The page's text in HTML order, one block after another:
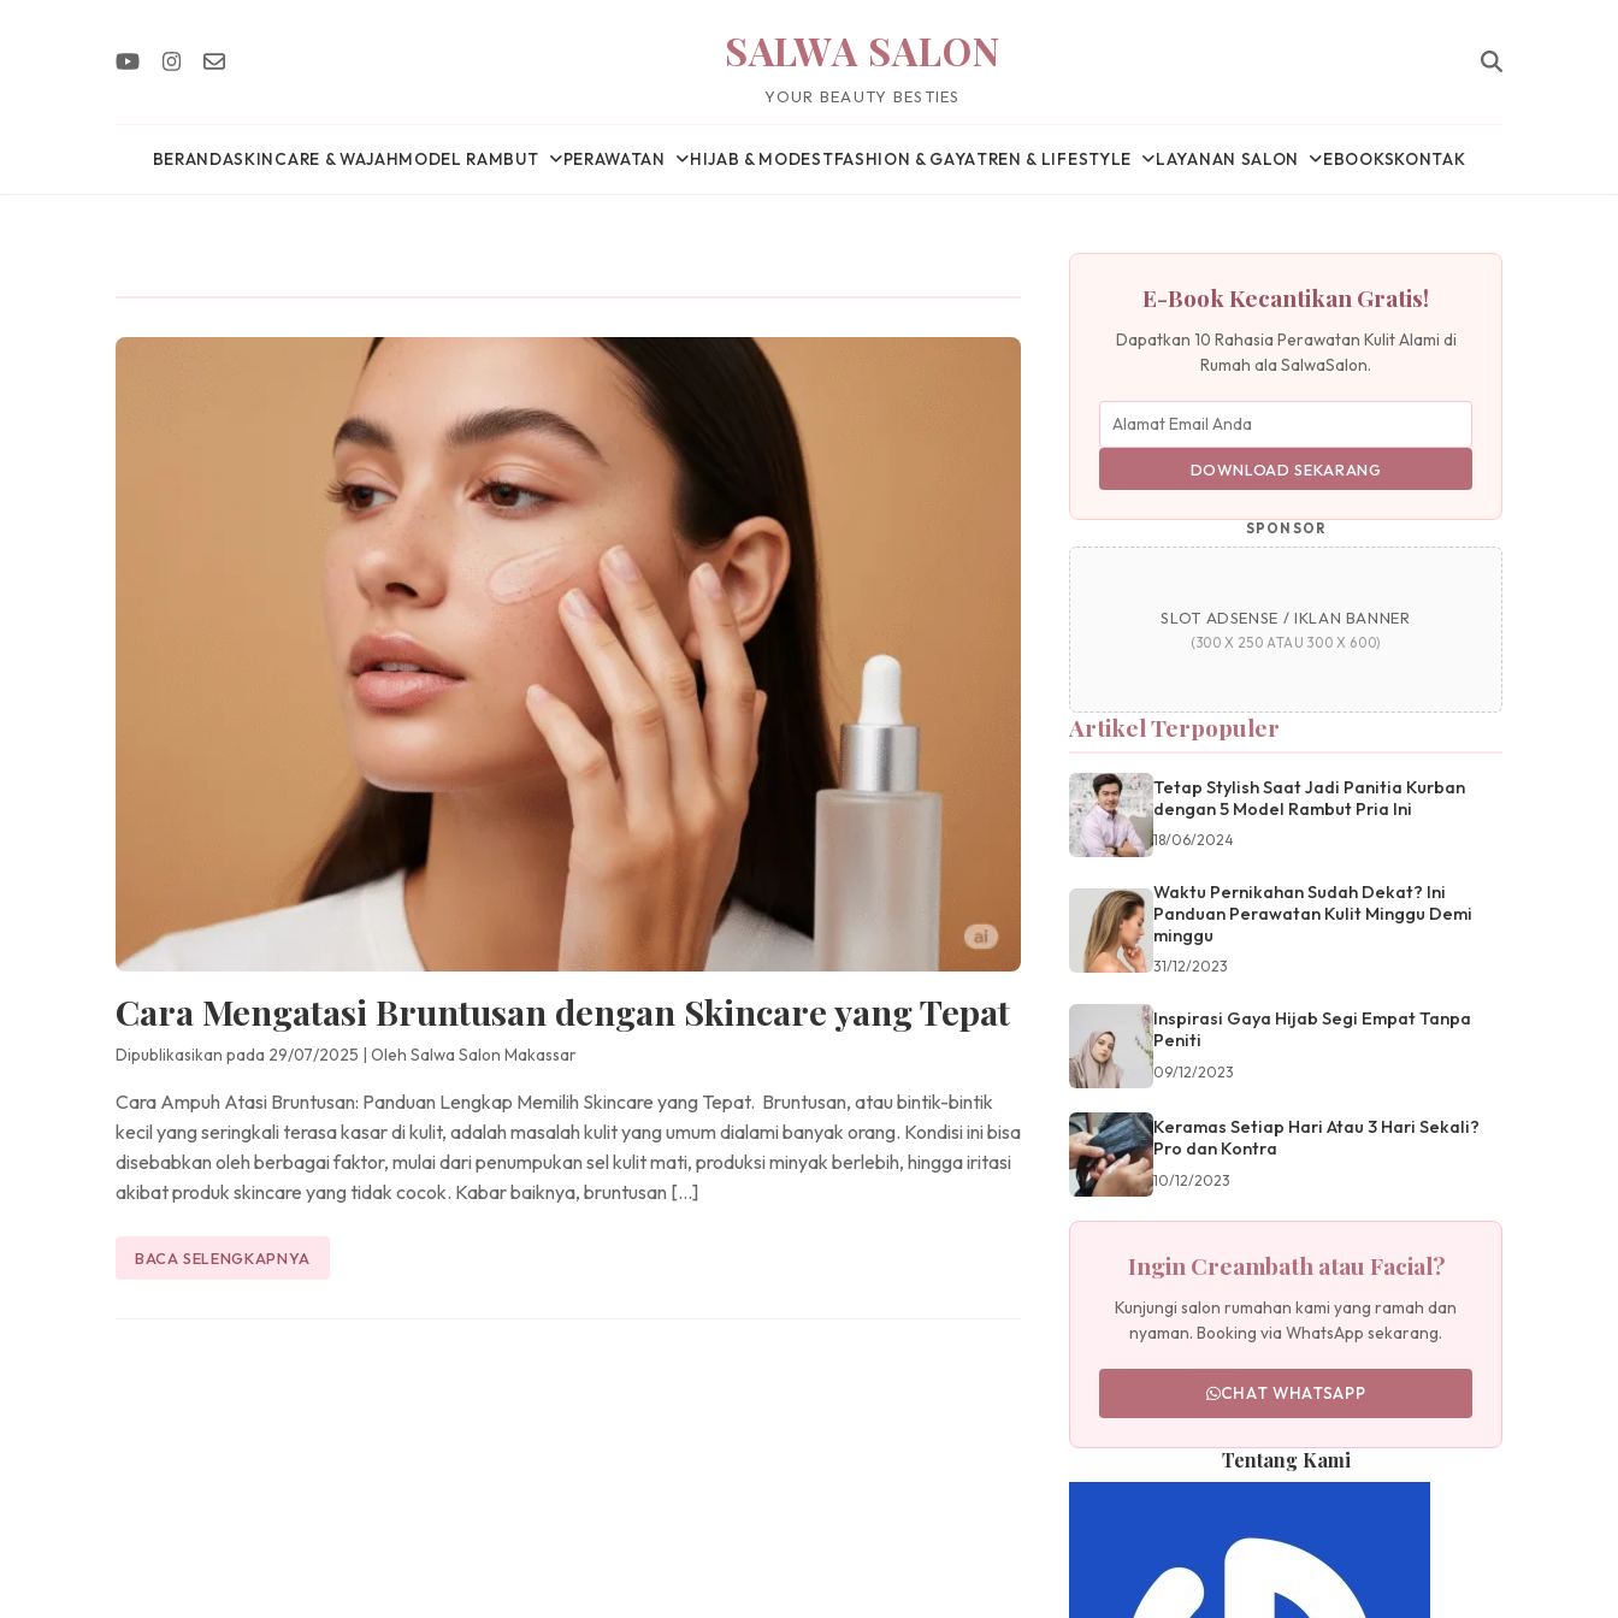
SALWA SALON
YOUR BEAUTY BESTIES
BERANDASKINCARE & WAJAHMODEL RAMBUT PERAWATAN HIJAB & MODESTFASHION & GAYATREN & LIFESTYLE LAYANAN SALON EBOOKSKONTAK
Cara Mengatasi Bruntusan dengan Skincare yang Tepat
Dipublikasikan pada 29/07/2025 | Oleh Salwa Salon Makassar
Cara Ampuh Atasi Bruntusan: Panduan Lengkap Memilih Skincare yang Tepat. Bruntusan, atau bintik-bintik
kecil yang seringkali terasa kasar di kulit, adalah masalah kulit yang umum dialami banyak orang. Kondisi ini bisa
disebabkan oleh berbagai faktor, mulai dari penumpukan sel kulit mati, produksi minyak berlebih, hingga iritasi
akibat produk skincare yang tidak cocok. Kabar baiknya, bruntusan […]
BACA SELENGKAPNYA
E-Book Kecantikan Gratis!
Dapatkan 10 Rahasia Perawatan Kulit Alami di
Rumah ala SalwaSalon.
DOWNLOAD SEKARANG
SPONSOR
SLOT ADSENSE / IKLAN BANNER
(300 X 250 ATAU 300 X 600)
Artikel Terpopuler
Tetap Stylish Saat Jadi Panitia Kurban
dengan 5 Model Rambut Pria Ini
18/06/2024
Waktu Pernikahan Sudah Dekat? Ini
Panduan Perawatan Kulit Minggu Demi
minggu
31/12/2023
Inspirasi Gaya Hijab Segi Empat Tanpa
Peniti
09/12/2023
Keramas Setiap Hari Atau 3 Hari Sekali?
Pro dan Kontra
10/12/2023
Ingin Creambath atau Facial?
Kunjungi salon rumahan kami yang ramah dan
nyaman. Booking via WhatsApp sekarang.
CHAT WHATSAPP
Tentang Kami